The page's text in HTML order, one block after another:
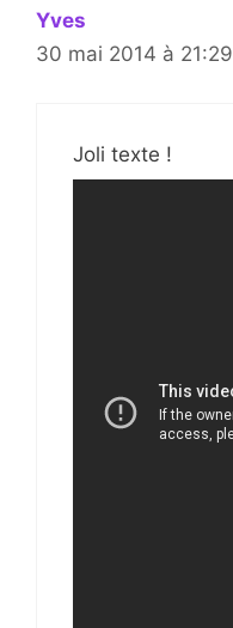
Yves
30 mai 2014 à 21:29
Joli texte !